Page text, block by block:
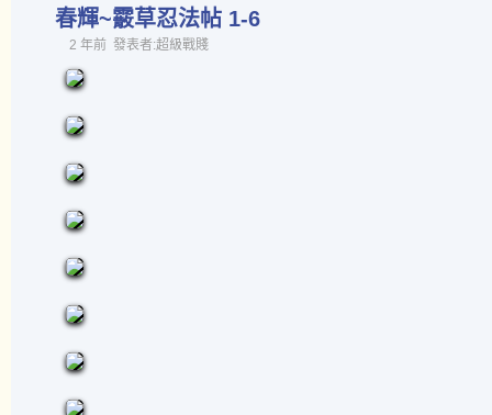
春輝~霰草忍法帖 1-6
2 年前 發表者:超級戰賤